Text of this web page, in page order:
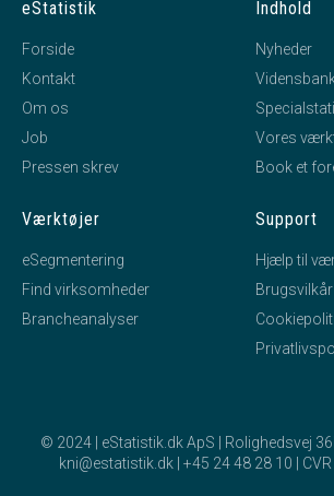
eStatistik
Forside
Kontakt
Om os
Job
Pressen skrev
Indhold
Nyheder
Vores
Book et
Værktøjer
eSegmentering
Find virksomheder
Brancheanalyser
Support
Hjælp til
Brugsvilkår
© 2024 | eStatistik.dk ApS | Rolighedsvej
kni@estatistik.dk +45 24 48 28 10